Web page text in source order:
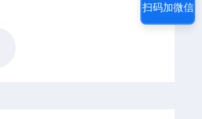
扫码加微信